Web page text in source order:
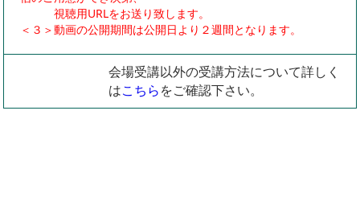
視聴用URLをお送り致します。
＜３＞動画の公開期間は公開日より２週間となります。
会場受講以外の受講方法について詳しく
はこちらをご確認下さい。